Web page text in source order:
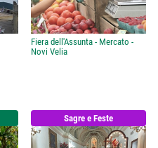
Fiera dell'Assunta - Mercato -
Novi Velia
Sagre e Feste